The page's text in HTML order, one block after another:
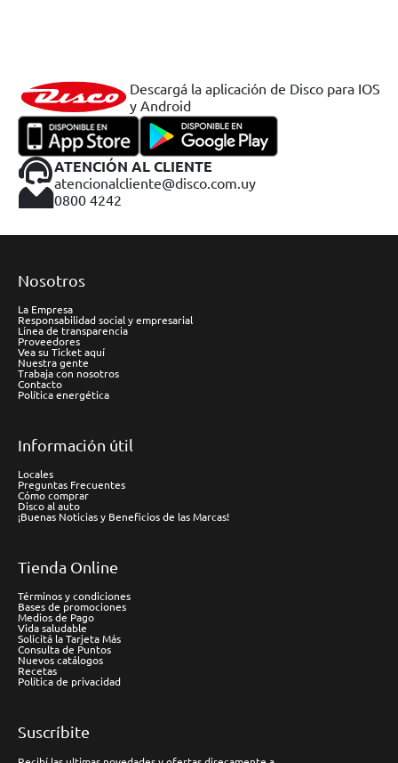
Descargá la aplicación de Disco para IOS
y Android
ATENCIÓN AL CLIENTE
atencionalcliente@disco.com.uy
0800 4242
Nosotros
La Empresa
Responsabilidad social y empresarial
Línea de transparencia
Proveedores
Vea su Ticket aquí
Nuestra gente
Trabaja con nosotros
Contacto
Política energética
Información útil
Locales
Preguntas Frecuentes
Cómo comprar
Disco al auto
¡Buenas Noticias y Beneficios de las Marcas!
Tienda Online
Términos y condiciones
Bases de promociones
Medios de Pago
Vida saludable
Solicitá la Tarjeta Más
Consulta de Puntos
Nuevos catálogos
Recetas
Política de privacidad
Suscríbite